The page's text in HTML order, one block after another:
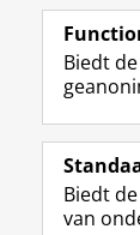
Biedt
Biedt
van